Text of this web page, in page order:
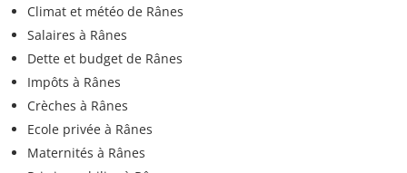
Climat et météo de Rânes
Salaires à Rânes
Dette et budget de Rânes
Impôts à Rânes
Crèches à Rânes
Ecole privée à Rânes
Maternités à Rânes